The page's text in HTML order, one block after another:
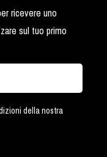
ricevere uno
sul tuo primo
della nostra